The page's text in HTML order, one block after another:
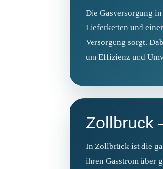
Die Gasversorgung
Lieferketten und
Versorgung sorgt.
um Effizienz und
Zollbruck
In Zollbrück ist die
ihren Gasstrom über